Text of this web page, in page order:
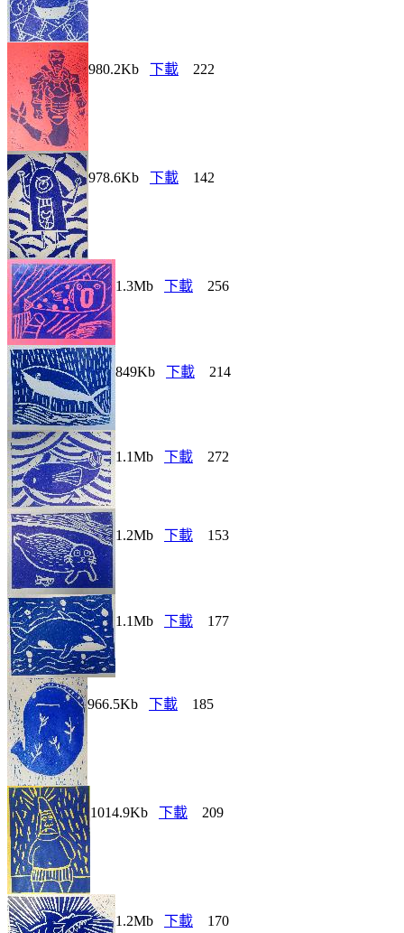
980.2Kb 下載 222
978.6Kb 下載 142
1.3Mb 下載 256
849Kb 下載 214
1.1Mb 下載 272
1.2Mb 下載 153
1.1Mb 下載 177
966.5Kb 下載 185
1014.9Kb 下載 209
1.2Mb 下載 170